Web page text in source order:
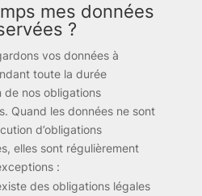
mes données
?
vos données à
toute la durée
de nos obligations
Quand les données ne sont
d’obligations
elles sont régulièrement
:
des obligations légales